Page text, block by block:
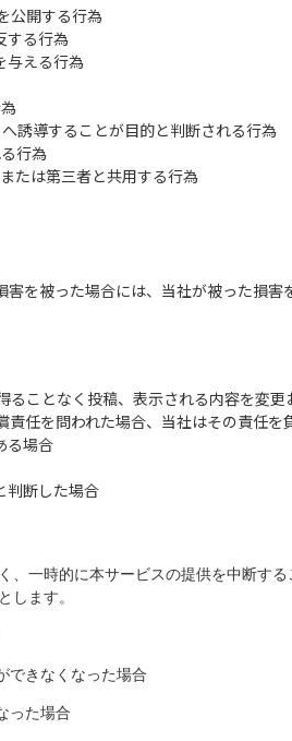
公開する行為
する行為
与える行為
誘導することが目的と判断される行為
行為
たは第三者と共用する行為
を被った場合には、当社が被った損害
ことなく投稿、表示される内容を変
任を問われた場合、当社はその責任を
る場合
判断した場合
、一時的に本サービスの提供を中断す
します。
できなくなった場合
った場合